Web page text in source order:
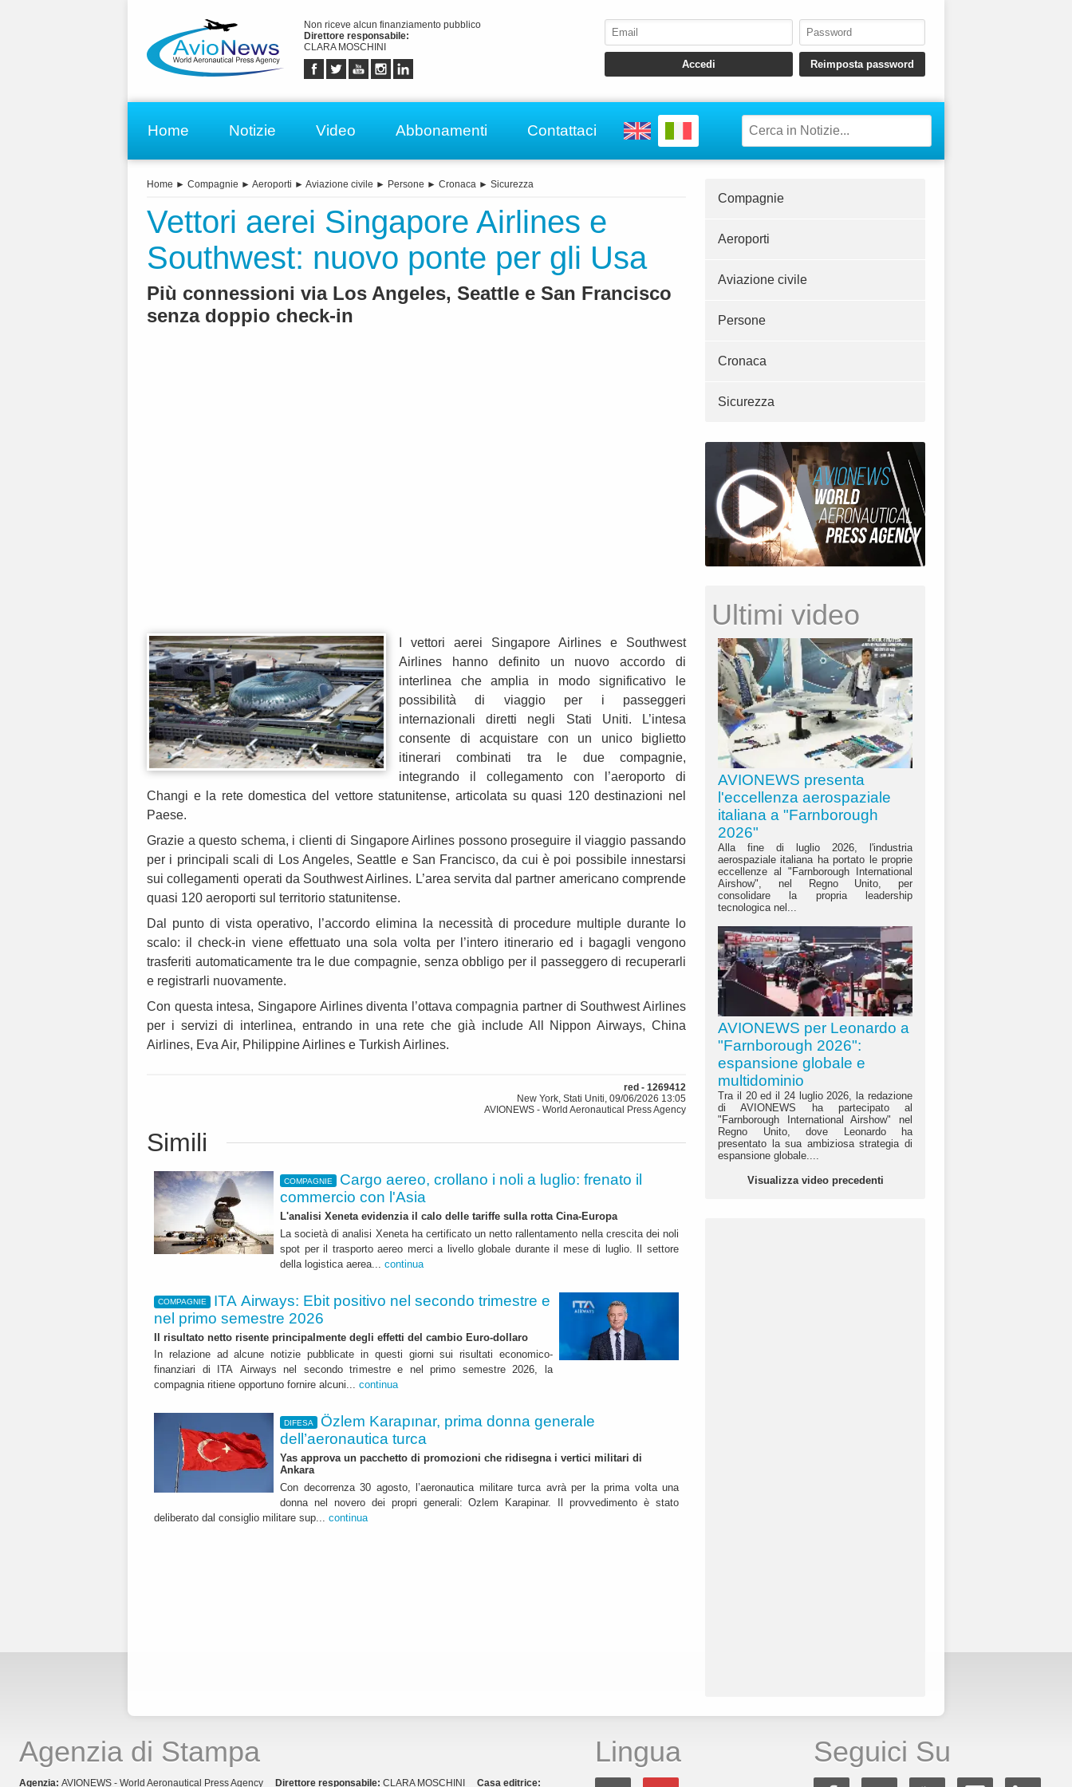
Non riceve alcun finanziamento pubblico
Direttore responsabile:
CLARA MOSCHINI
Home Notizie Video Abbonamenti Contattaci
Home ► Compagnie ► Aeroporti ► Aviazione civile ► Persone ► Cronaca ► Sicurezza
Vettori aerei Singapore Airlines e
Southwest: nuovo ponte per gli Usa
Più connessioni via Los Angeles, Seattle e San Francisco
senza doppio check-in
I vettori aerei Singapore Airlines e Southwest
Airlines hanno definito un nuovo accordo di
interlinea che amplia in modo significativo le
possibilità di viaggio per i passeggeri
internazionali diretti negli Stati Uniti. L’intesa
consente di acquistare con un unico biglietto
itinerari combinati tra le due compagnie,
integrando il collegamento con l’aeroporto di
Changi e la rete domestica del vettore statunitense, articolata su quasi 120 destinazioni nel
Paese.
Grazie a questo schema, i clienti di Singapore Airlines possono proseguire il viaggio passando
per i principali scali di Los Angeles, Seattle e San Francisco, da cui è poi possibile innestarsi
sui collegamenti operati da Southwest Airlines. L’area servita dal partner americano comprende
quasi 120 aeroporti sul territorio statunitense.
Dal punto di vista operativo, l’accordo elimina la necessità di procedure multiple durante lo
scalo: il check-in viene effettuato una sola volta per l’intero itinerario ed i bagagli vengono
trasferiti automaticamente tra le due compagnie, senza obbligo per il passeggero di recuperarli
e registrarli nuovamente.
Con questa intesa, Singapore Airlines diventa l’ottava compagnia partner di Southwest Airlines
per i servizi di interlinea, entrando in una rete che già include All Nippon Airways, China
Airlines, Eva Air, Philippine Airlines e Turkish Airlines.
red - 1269412
New York, Stati Uniti, 09/06/2026 13:05
AVIONEWS - World Aeronautical Press Agency
Simili
COMPAGNIE
Cargo aereo, crollano i noli a luglio: frenato il
commercio con l'Asia
L'analisi Xeneta evidenzia il calo delle tariffe sulla rotta Cina-Europa
La società di analisi Xeneta ha certificato un netto rallentamento nella crescita dei noli
spot per il trasporto aereo merci a livello globale durante il mese di luglio. Il settore
della logistica aerea... continua
COMPAGNIE
ITA Airways: Ebit positivo nel secondo trimestre e
nel primo semestre 2026
Il risultato netto risente principalmente degli effetti del cambio Euro-dollaro
In relazione ad alcune notizie pubblicate in questi giorni sui risultati economico-
finanziari di ITA Airways nel secondo trimestre e nel primo semestre 2026, la
compagnia ritiene opportuno fornire alcuni... continua
DIFESA
Özlem Karapınar, prima donna generale
dell’aeronautica turca
Yas approva un pacchetto di promozioni che ridisegna i vertici militari di
Ankara
Con decorrenza 30 agosto, l’aeronautica militare turca avrà per la prima volta una
donna nel novero dei propri generali: Ozlem Karapinar. Il provvedimento è stato
deliberato dal consiglio militare sup... continua
Compagnie
Aeroporti
Aviazione civile
Persone
Cronaca
Sicurezza
Ultimi video
AVIONEWS presenta
l'eccellenza aerospaziale
italiana a "Farnborough
2026"
Alla fine di luglio 2026, l'industria
aerospaziale italiana ha portato le proprie
eccellenze al "Farnborough International
Airshow", nel Regno Unito, per
consolidare la propria leadership
tecnologica nel...
AVIONEWS per Leonardo a
"Farnborough 2026":
espansione globale e
multidominio
Tra il 20 ed il 24 luglio 2026, la redazione
di AVIONEWS ha partecipato al
"Farnborough International Airshow" nel
Regno Unito, dove Leonardo ha
presentato la sua ambiziosa strategia di
espansione globale....
Visualizza video precedenti
Agenzia di Stampa
Agenzia: AVIONEWS - World Aeronautical Press Agency Direttore responsabile: CLARA MOSCHINI Casa editrice:
Lingua Seguici Su